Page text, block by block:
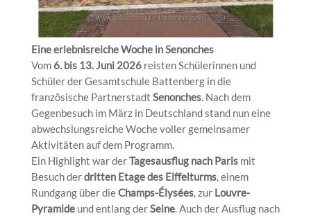
Eine erlebnisreiche Woche in Senonches
Vom 6. bis 13. Juni 2026reisten Schülerinnen und
Schüler der Gesamtschule Battenberg in die
französische Partnerstadt Senonches. Nach dem
Gegenbesuch im März in Deutschland stand nun eine
abwechslungsreiche Woche voller gemeinsamer
Aktivitäten auf dem Programm.
Ein Highlight war derTagesausflug nach Parismit
Besuch derdritten Etage des Eiffelturms, einem
Rundgang über dieChamps-Élysées, zur Louvre-
Pyramideund entlang derSeine. Auch der Ausflug nach